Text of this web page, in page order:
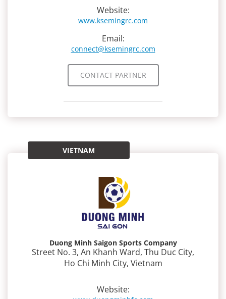
Website:
www.ksemingrc.com
Email:
connect@ksemingrc.com
CONTACT PARTNER
Duong Minh Saigon Sports Company
Street No. 3, An Khanh Ward, Thu Duc City,
Ho Chi Minh City, Vietnam
Website:
VIETNAM